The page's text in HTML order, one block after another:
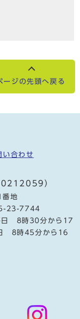
ージの先頭へ戻る
い合わせ
）
地
23-7744
日 8時30分から17
8時45分から16